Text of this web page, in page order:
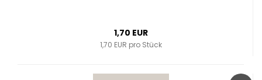
1,70 EUR
1,70 EUR pro Stück